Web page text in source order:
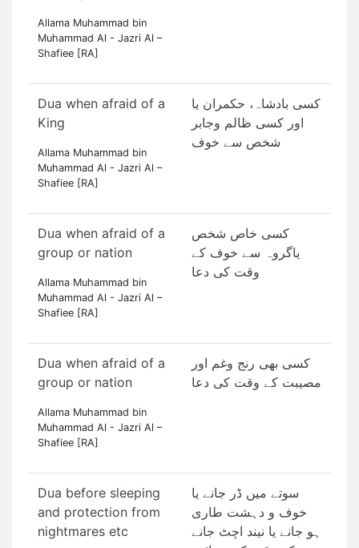
Allama Muhammad bin
Muhammad Al - Jazri Al –
Shafiee [RA]
Dua when afraid of a
King
Allama Muhammad bin
Muhammad Al - Jazri Al –
Shafiee [RA]
کسی بادشاہ، حکمران یا
اور کسی ظالم وجابر
شخص سے خوف
Dua when afraid of a
group or nation
Allama Muhammad bin
Muhammad Al - Jazri Al –
Shafiee [RA]
کسی خاص شخص
یاگروہ سے خوف کے
وقت کی دعا
Dua when afraid of a
group or nation
Allama Muhammad bin
Muhammad Al - Jazri Al –
Shafiee [RA]
کسی بھی رنج وغم اور
مصیبت کے وقت کی دعا
Dua before sleeping
and protection from
nightmares etc
سوتے میں ڈر جانے یا
خوف و دہشت طاری
ہو جانے یا نیند اچٹ جانے